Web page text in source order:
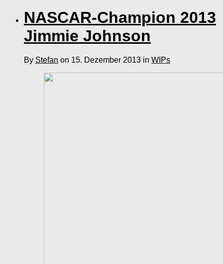
NASCAR-Champion 2013
Jimmie Johnson
By Stefan on 15. Dezember 2013 in WIPs